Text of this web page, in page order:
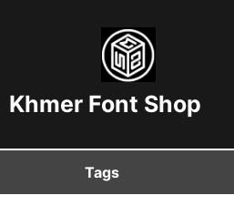
Khmer Font Shop
Tags